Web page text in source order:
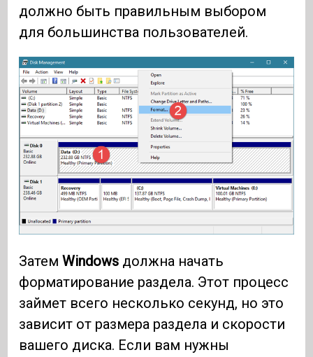
должно быть правильным выбором
для большинства пользователей.
ЗатемWindows должна начать
форматирование раздела. Этот процесс
займет всего несколько секунд, но это
зависит от размера раздела и скорости
вашего диска. Если вам нужны